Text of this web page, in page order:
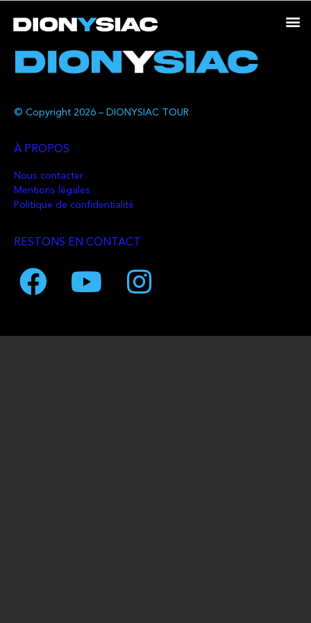
© Copyright 2026 – DIONYSIAC TOUR
À PROPOS
Nous contacter
Mentions légales
Politique de confidentialité
RESTONS EN CONTACT